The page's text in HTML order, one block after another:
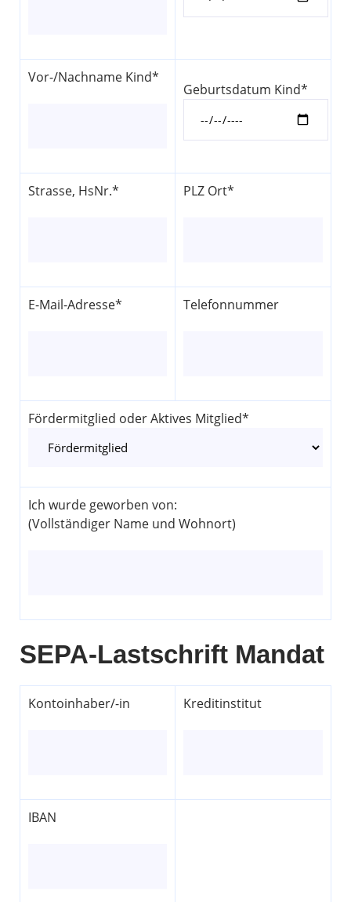
Vor-/Nachname Kind*
Geburtsdatum Kind*
Strasse, HsNr.* PLZ Ort*
E-Mail-Adresse* Telefonnummer
Fördermitglied oder Aktives Mitglied*
Ich wurde geworben von:
(Vollständiger Name und Wohnort)
SEPA-Lastschrift Mandat
Kontoinhaber/-in Kreditinstitut
IBAN